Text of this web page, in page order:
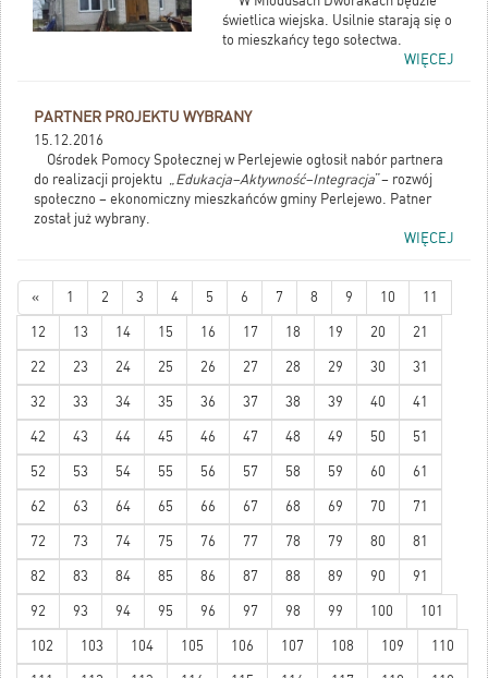
świetlica wiejska. Usilnie starają się o
to mieszkańcy tego sołectwa.
WIĘCEJ
PARTNER PROJEKTU WYBRANY
15.12.2016
Ośrodek Pomocy Społecznej w Perlejewie ogłosił nabór partnera
do realizacji projektu „ Edukacja–Aktywność–Integracja”– rozwój
społeczno – ekonomiczny mieszkańców gminy Perlejewo. Patner
został już wybrany.
WIĘCEJ
« 1 2 3 4 5 6 7 8 9 10 11
12 13 14 15 16 17 18 19 20 21
22 23 24 25 26 27 28 29 30 31
32 33 34 35 36 37 38 39 40 41
42 43 44 45 46 47 48 49 50 51
52 53 54 55 56 57 58 59 60 61
62 63 64 65 66 67 68 69 70 71
72 73 74 75 76 77 78 79 80 81
82 83 84 85 86 87 88 89 90 91
92 93 94 95 96 97 98 99 100 101
102 103 104 105 106 107 108 109 110